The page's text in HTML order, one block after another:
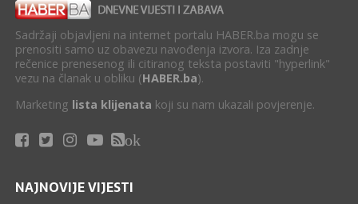
Sadržaji objavljeni na internet portalu HABER.ba mogu se
prenositi samo uz obavezu navođenja izvora. Iza zadnje
rečenice prenesenog ili citiranog teksta postaviti "hyperlink"
vezu na članak u obliku (HABER.ba).
Marketing lista klijenata koji su nam ukazali povjerenje.
ok
NAJNOVIJE VIJESTI